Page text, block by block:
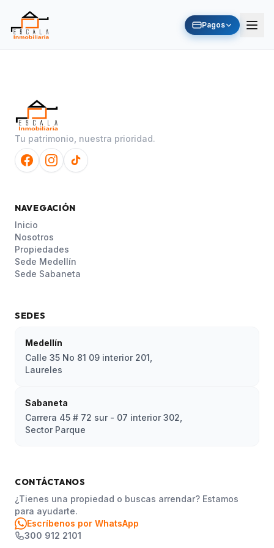
Pagos
Tu patrimonio, nuestra prioridad.
NAVEGACIÓN
Inicio
Nosotros
Propiedades
Sede Medellín
Sede Sabaneta
SEDES
Medellín
Calle 35 No 81 09 interior 201,
Laureles
Sabaneta
Carrera 45 # 72 sur - 07 interior 302,
Sector Parque
CONTÁCTANOS
¿Tienes una propiedad o buscas arrendar? Estamos
para ayudarte.
Escríbenos por WhatsApp
300 912 2101